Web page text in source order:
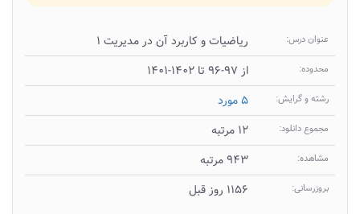
عنوان درس: ریاضیات و کاربرد آن در مدیریت ۱
محدوده: از ۹۷-۹۶ تا ۱۴۰۲-۱۴۰۱
رشته و گرایش: ۵ مورد
مجموع دانلود: ۱۲ مرتبه
مشاهده: ۹۴۳ مرتبه
بروزرسانی: ۱۱۵۶ روز قبل